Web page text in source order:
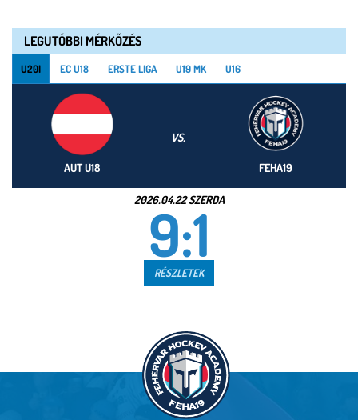
LEGUTÓBBI MÉRKŐZÉS
U20I EC U18 ERSTE LIGA U19 MK U16
AUT U18
VS.
FEHA19
2026.04.22 SZERDA
9:1
RÉSZLETEK